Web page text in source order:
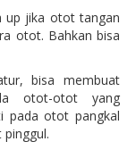
up jika otot tangan
otot. Bahkan bisa
bisa membuat
otot-otot yang
pada otot pangkal